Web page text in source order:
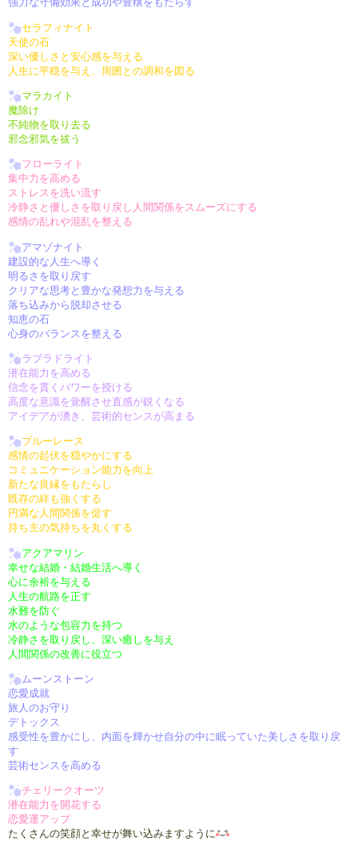
セラフィナイト
天使の石
深い優しさと安心感を与える
人生に平穏を与え、周囲との調和を図る
マラカイト
魔除け
不純物を取り去る
邪念邪気を祓う
フローライト
集中力を高める
ストレスを洗い流す
冷静さと優しさを取り戻し人間関係をスムーズにする
感情の乱れや混乱を整える
アマゾナイト
建設的な人生へ導く
明るさを取り戻す
クリアな思考と豊かな発想力を与える
落ち込みから脱却させる
知恵の石
心身のバランスを整える
ラブラドライト
潜在能力を高める
信念を貫くパワーを授ける
高度な意識を覚醒させ直感が鋭くなる
アイデアが湧き、芸術的センスが高まる
ブルーレース
感情の起伏を穏やかにする
コミュニケーション能力を向上
新たな良縁をもたらし
既存の絆も強くする
円満な人間関係を促す
持ち主の気持ちを丸くする
アクアマリン
幸せな結婚・結婚生活へ導く
心に余裕を与える
人生の航路を正す
水難を防ぐ
水のような包容力を持つ
冷静さを取り戻し、深い癒しを与え
人間関係の改善に役立つ
ムーンストーン
恋愛成就
旅人のお守り
デトックス
感受性を豊かにし、内面を輝かせ自分の中に眠っていた美しさを取り戻
す
芸術センスを高める
チェリークオーツ
潜在能力を開花する
恋愛運アップ
たくさんの笑顔と幸せが舞い込みますように